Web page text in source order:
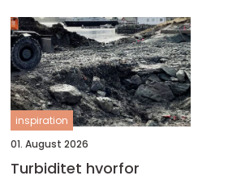
inspiration
01. August 2026
Turbiditet hvorfor